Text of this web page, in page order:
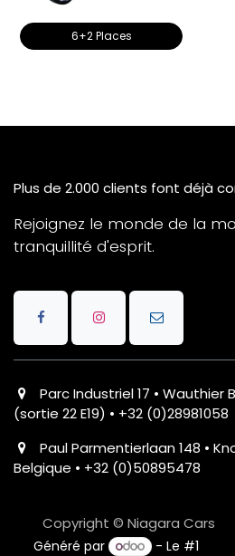
6+2 Places
Plus de 2.000 clients font déjà
Rejoignez le monde de la
tranquillité d'esprit.
Parc Industriel 17 • Wauthier
(sortie 22 E19) • +32 (0)28981058
Paul Parmentierlaan 148 •
Belgique • +32 (0)50895478
Copyright © Niagara Cars
Généré par - Le #1